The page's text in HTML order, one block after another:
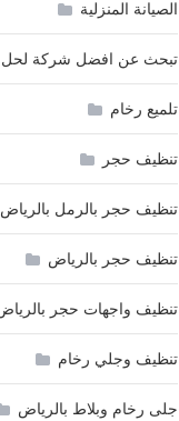
الصيانة المنزلية
تبحث عن افضل شركة لحل
تلميع رخام
تنظيف حجر
تنظيف حجر بالرمل بالرياض
تنظيف حجر بالرياض
تنظيف واجهات حجر
تنظيف وجلي رخام
جلى رخام وبلاط بالرياض